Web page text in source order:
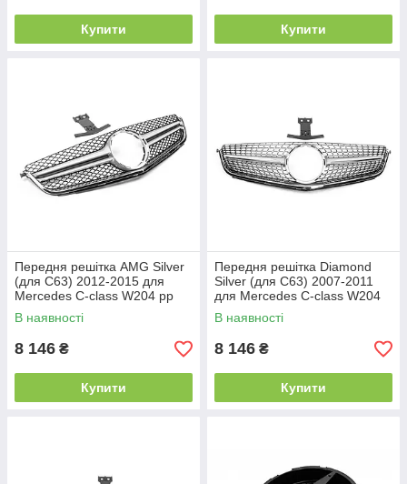
Купити Купити
Передня решітка AMG Silver
(для C63) 2012-2015 для
Mercedes C-class W204 рр
В наявності
8 146 ₴
Купити
Передня решітка Diamond
Silver (для C63) 2007-2011
для Mercedes C-class W204
рр
В наявності
8 146 ₴
Купити